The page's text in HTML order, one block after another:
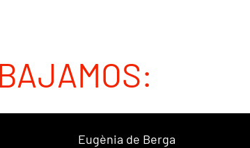
Eugènia de Berga